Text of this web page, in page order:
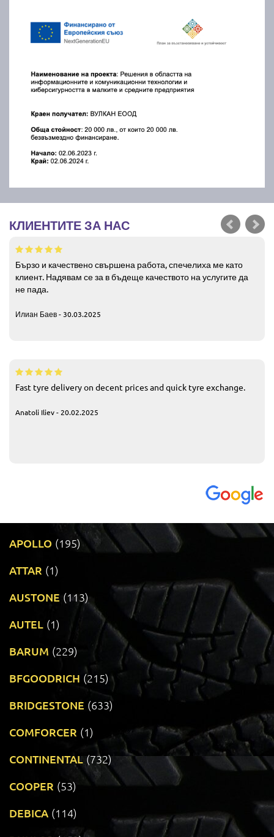
КЛИЕНТИТЕ ЗА НАС
Бързо и качествено свършена работа, спечелиха ме като
клиент. Надявам се за в бъдеще качеството на услугите да
не пада.
Илиан Баев - 30.03.2025
Fast tyre delivery on decent prices and quick tyre exchange.
Anatoli Iliev - 20.02.2025
APOLLO (195)
ATTAR (1)
AUSTONE (113)
AUTEL (1)
BARUM (229)
BFGOODRICH (215)
BRIDGESTONE (633)
COMFORCER (1)
CONTINENTAL (732)
COOPER (53)
DEBICA (114)